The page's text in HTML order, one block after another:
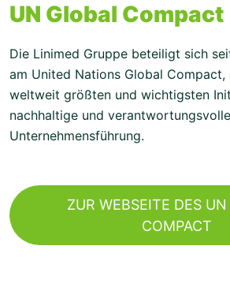
UN Global Compact
Die Linimed Gruppe beteiligt sich
am United Nations Global Compact,
weltweit größten und wichtigsten
nachhaltige und verantwortungsvolle
Unternehmensführung.
ZUR WEBSEITE DES
COMPACT